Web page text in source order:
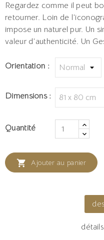
Regardez comme il peut
retourner. Loin de
impose un naturel pur. Un
valeur d’authenticité. Un
Orientation :
Dimensions :
Quantité
 Ajouter au panier